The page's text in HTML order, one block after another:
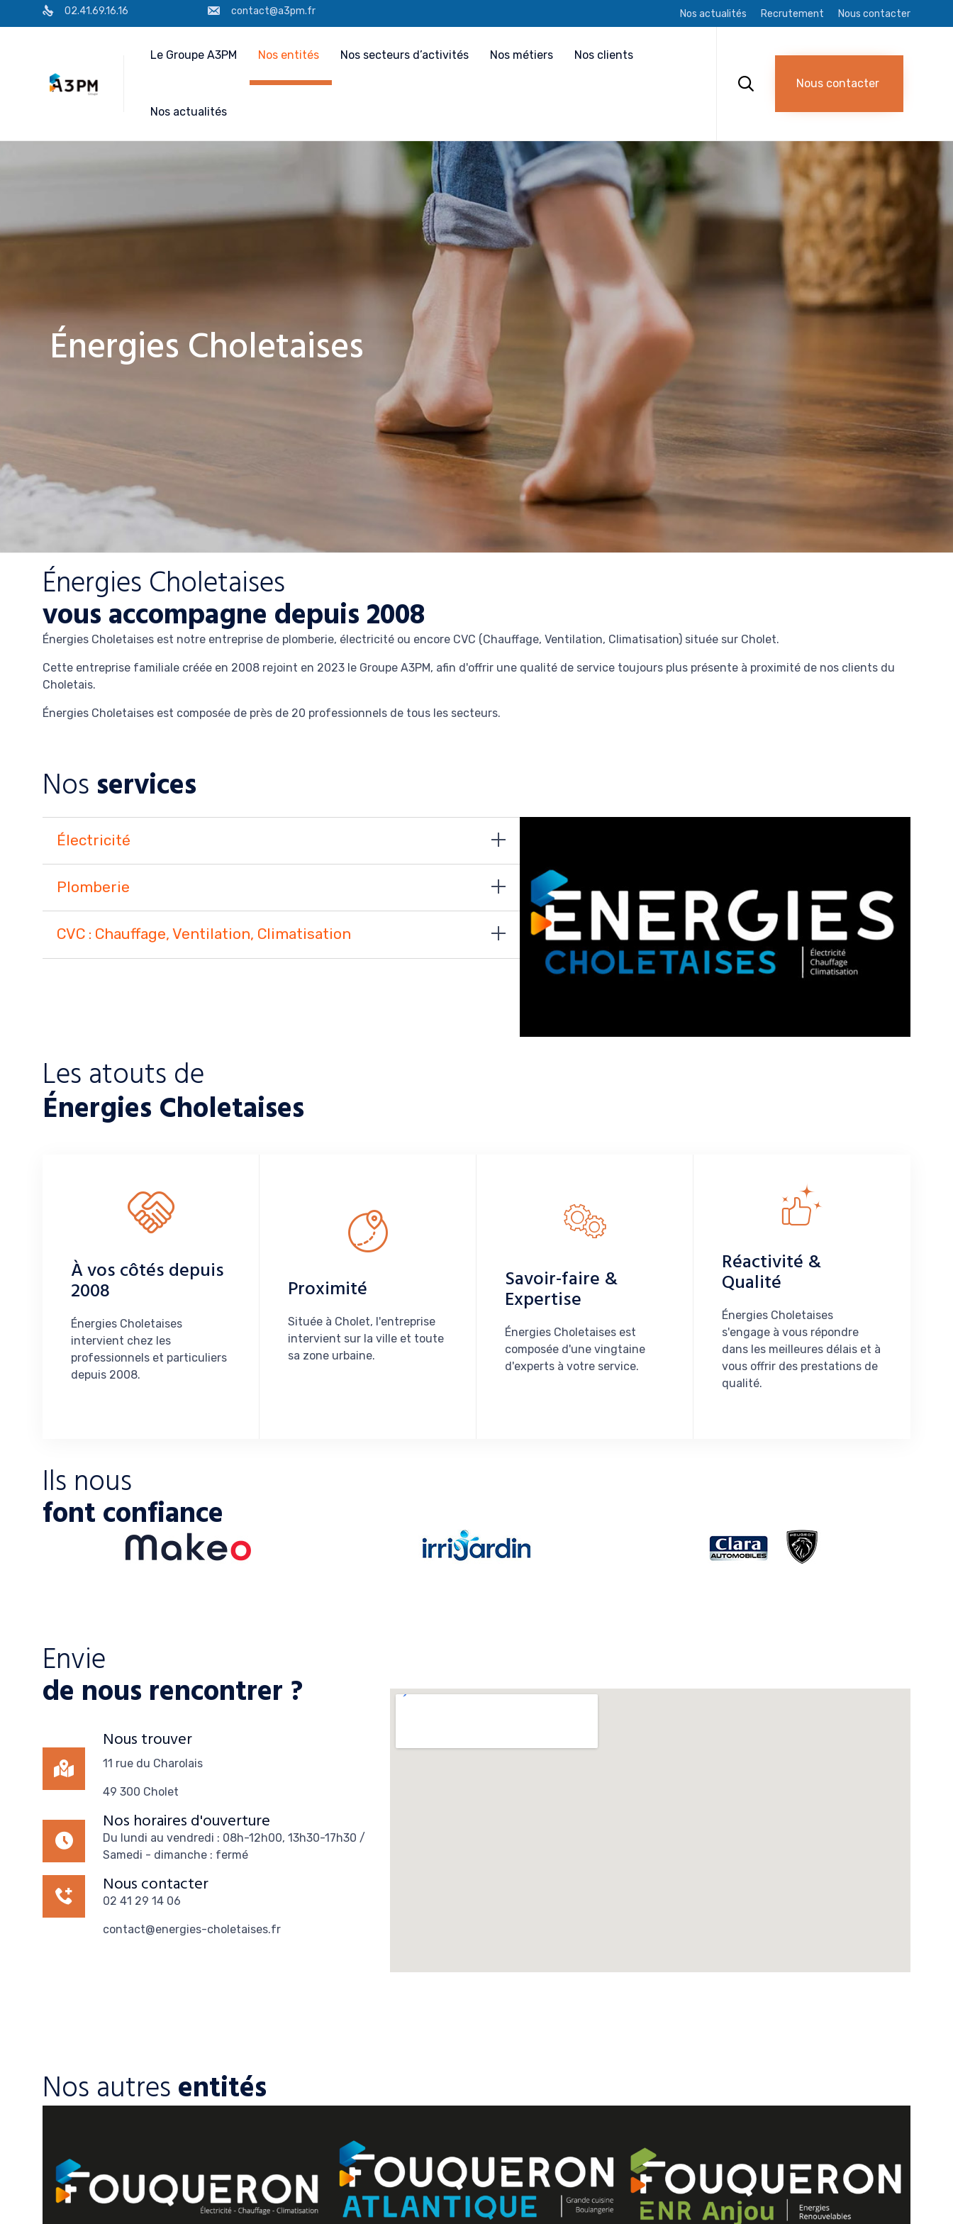
02.41.69.16.16 contact@a3pm.fr Nos actualités Recrutement Nous contacter
Le Groupe A3PM Nos entités Nos secteurs d’activités Nos métiers Nos clients
Nos actualités
 Nous contacter
Énergies Choletaises
Énergies Choletaises
vous accompagne depuis 2008
Énergies Choletaises est notre entreprise de plomberie, électricité ou encore CVC (Chauffage, Ventilation, Climatisation) située sur Cholet.
Cette entreprise familiale créée en 2008 rejoint en 2023 le Groupe A3PM, afin d'offrir une qualité de service toujours plus présente à proximité de nos clients du
Choletais.
Énergies Choletaises est composée de près de 20 professionnels de tous les secteurs.
Nos services
Électricité
Plomberie
CVC : Chauffage, Ventilation, Climatisation
Les atouts de
Énergies Choletaises
À vos côtés depuis
2008
Énergies Choletaises
intervient chez les
professionnels et particuliers
depuis 2008.
Proximité
Située à Cholet, l'entreprise
intervient sur la ville et toute
sa zone urbaine.
Savoir-faire &
Expertise
Énergies Choletaises est
composée d'une vingtaine
d'experts à votre service.
Réactivité &
Qualité
Énergies Choletaises
s'engage à vous répondre
dans les meilleures délais et à
vous offrir des prestations de
qualité.
Ils nous
font confiance
Envie
de nous rencontrer ?
Nous trouver
11 rue du Charolais
49 300 Cholet
Nos horaires d'ouverture
Du lundi au vendredi : 08h-12h00, 13h30-17h30 /
Samedi - dimanche : fermé
Nous contacter
02 41 29 14 06
contact@energies-choletaises.fr
Nos autres entités